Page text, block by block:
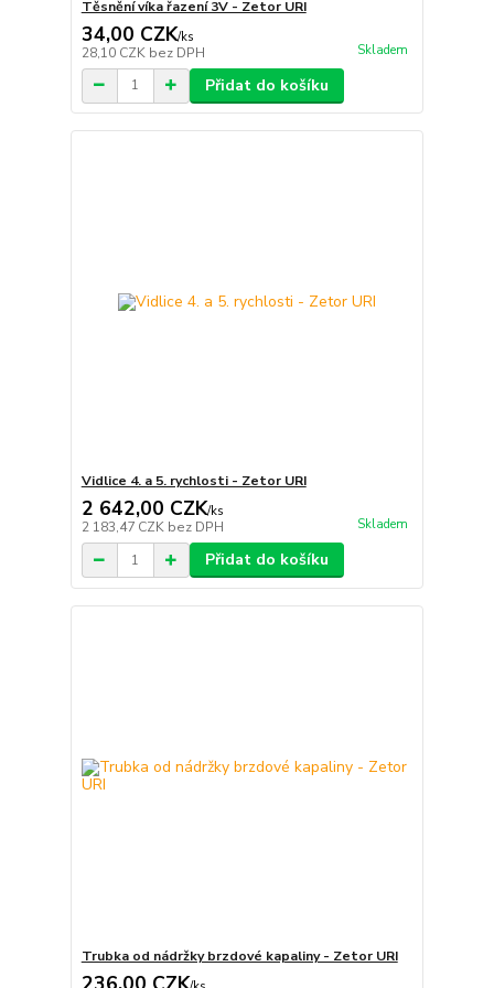
Těsnění víka řazení 3V - Zetor URI
34,00 CZK/ks
28,10 CZK bez DPH Skladem
Přidat do košíku
Vidlice 4. a 5. rychlosti - Zetor URI
2 642,00 CZK/ks
2 183,47 CZK bez DPH Skladem
Přidat do košíku
Trubka od nádržky brzdové kapaliny - Zetor URI